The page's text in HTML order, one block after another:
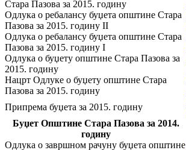
Стара Пазова за 2015. годину
Одлука о ребалансу буџета општине Стара
Пазова за 2015. годину II
Одлука о ребалансу буџета општине Стара
Пазова за 2015. годину I
Одлука о буџету општине Стара Пазова за
2015. годину
Нацрт Одлуке о буџету општине Стара
Пазова за 2015. годину
Припрема буџета за 2015. годину
Буџет Општине Стара Пазова за 2014.
годину
Одлука о завршном рачуну буџета општине